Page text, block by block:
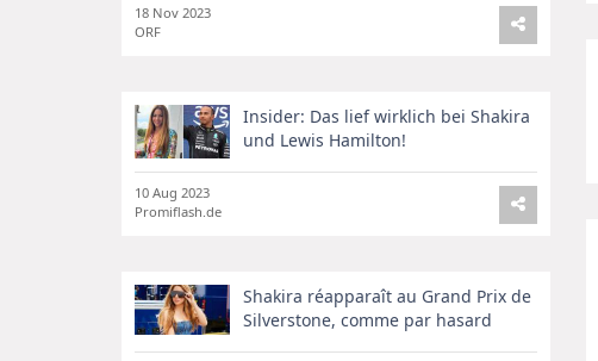
18 Nov 2023
ORF
Insider: Das lief wirklich bei Shakira
und Lewis Hamilton!
10 Aug 2023
Promiflash.de
Shakira réapparaît au Grand Prix de
Silverstone, comme par hasard